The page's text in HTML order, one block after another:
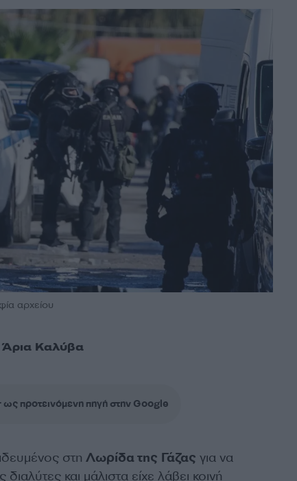
αρχείου
Άρια Καλύβα
προτεινόμενη πηγή στην Google
στη Λωρίδα της Γάζας για να
και μάλιστα είχε λάβει κοινή